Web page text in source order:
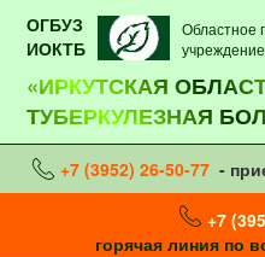
ОГБУЗ
ИОКТБ
Областное
«ИРКУТСКАЯ
ТУБЕРКУЛЕЗНАЯ
+7 (3952) 26-50-77 -
+7
горячая линия по